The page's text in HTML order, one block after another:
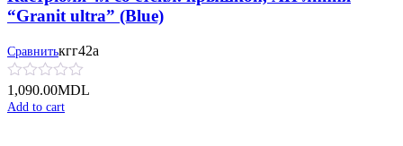
“Granit ultra” (Blue)
Сравнитькгг42а
1,090.00MDL
Add to cart